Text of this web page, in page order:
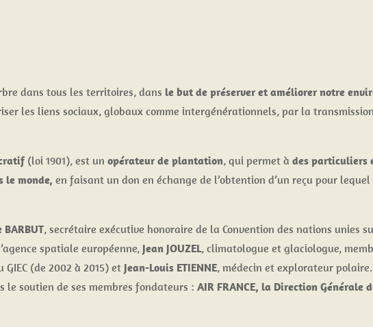
dans tous les territoires, dans le but de préserver et améliorer notre
les liens sociaux, globaux comme intergénérationnels, par la
(loi 1901), est un opérateur de plantation, qui permet à des particuliers
le monde, en faisant un don en échange de l’obtention d’un reçu pour
, secrétaire exécutive honoraire de la Convention des nations unies
spatiale européenne, Jean JOUZEL, climatologue et glaciologue,
(de 2002 à 2015) et Jean-Louis ETIENNE, médecin et explorateur polaire.
le soutien de ses membres fondateurs :AIR FRANCE, la Direction Générale